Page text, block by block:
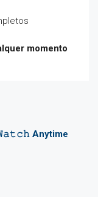
momento
Anytime